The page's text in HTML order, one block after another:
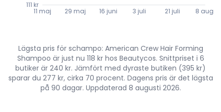
11 maj 29 maj 16 juni 3 juli 21 juli 8 aug.
111 kr
Lägsta pris för schampo: American Crew Hair Forming
Shampoo är just nu 118 kr hos Beautycos. Snittpriset i 6
butiker är 240 kr. Jämfört med dyraste butiken (395 kr)
sparar du 277 kr, cirka 70 procent. Dagens pris är det lägsta
på 90 dagar. Uppdaterad 8 augusti 2026.